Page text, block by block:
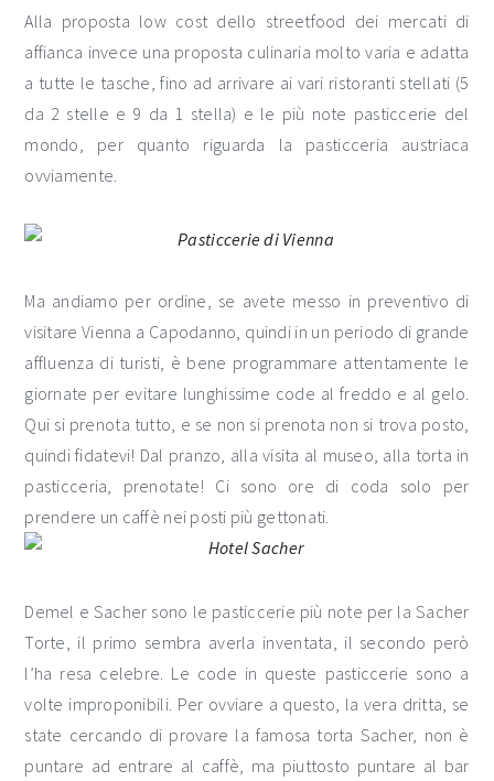
Alla proposta low cost dello streetfood dei mercati di
affianca invece una proposta culinaria molto varia e adatta
a tutte le tasche, fino ad arrivare ai vari ristoranti stellati (5
da 2 stelle e 9 da 1 stella) e le più note pasticcerie del
mondo, per quanto riguarda la pasticceria austriaca
ovviamente.
Ma andiamo per ordine, se avete messo in preventivo di
visitare Vienna a Capodanno, quindi in un periodo di grande
affluenza di turisti, è bene programmare attentamente le
giornate per evitare lunghissime code al freddo e al gelo.
Qui si prenota tutto, e se non si prenota non si trova posto,
quindi fidatevi! Dal pranzo, alla visita al museo, alla torta in
pasticceria, prenotate! Ci sono ore di coda solo per
prendere un caffè nei posti più gettonati.
Demel e Sacher sono le pasticcerie più note per la Sacher
Torte, il primo sembra averla inventata, il secondo però
l’ha resa celebre. Le code in queste pasticcerie sono a
volte improponibili. Per ovviare a questo, la vera dritta, se
state cercando di provare la famosa torta Sacher, non è
puntare ad entrare al caffè, ma piuttosto puntare al bar